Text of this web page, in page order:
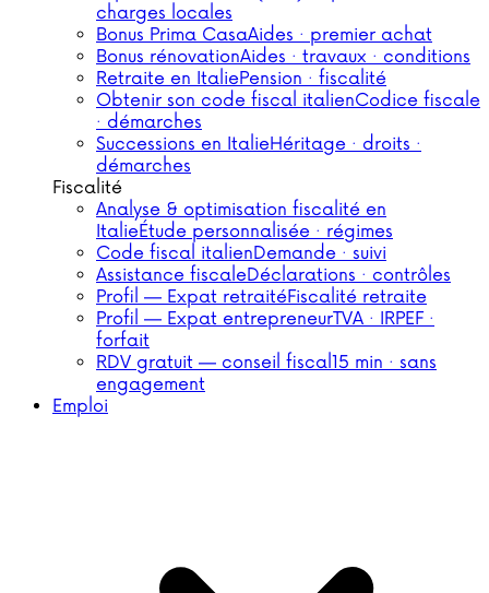
charges locales
Bonus Prima CasaAides · premier achat
Bonus rénovationAides · travaux · conditions
Retraite en ItaliePension · fiscalité
Obtenir son code fiscal italienCodice fiscale
· démarches
Successions en ItalieHéritage · droits ·
démarches
Fiscalité
Analyse & optimisation fiscalité en
ItalieÉtude personnalisée · régimes
Code fiscal italienDemande · suivi
Assistance fiscaleDéclarations · contrôles
Profil — Expat retraitéFiscalité retraite
Profil — Expat entrepreneurTVA · IRPEF ·
forfait
RDV gratuit — conseil fiscal15 min · sans
engagement
Emploi